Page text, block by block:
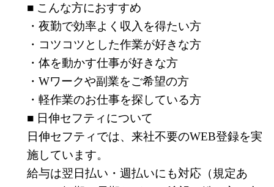
■ こんな方におすすめ
・夜勤で効率よく収入を得たい方
・コツコツとした作業が好きな方
・体を動かす仕事が好きな方
・Wワークや副業をご希望の方
・軽作業のお仕事を探している方
■ 日伸セフティについて
日伸セフティでは、来社不要のWEB登録を実
施しています。
給与は翌日払い・週払いにも対応（規定あ